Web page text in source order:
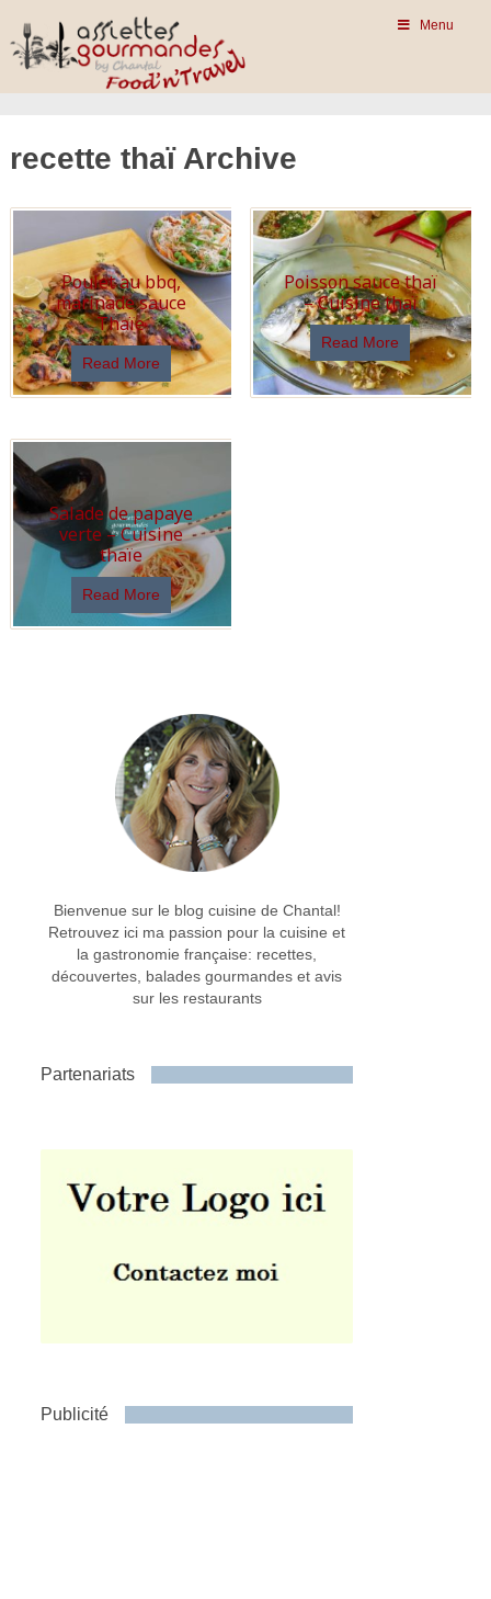
Menu
recette thaï Archive
Poulet au bbq,
marinade sauce
Thaïe
Read More
Poisson sauce thaï
– Cuisine thaï
Read More
Salade de papaye
verte – Cuisine
thaïe
Read More
Bienvenue sur le blog cuisine de Chantal!
Retrouvez ici ma passion pour la cuisine et
la gastronomie française: recettes,
découvertes, balades gourmandes et avis
sur les restaurants
Partenariats
Publicité